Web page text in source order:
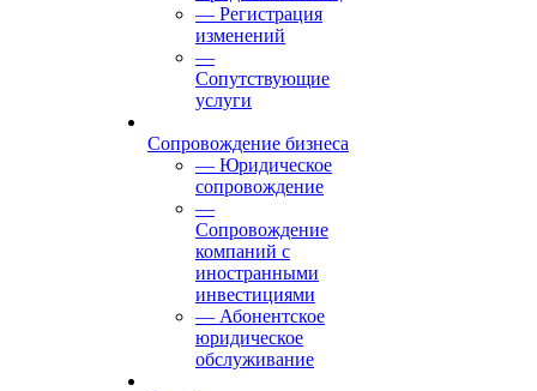
— Регистрация
изменений
—
Сопутствующие
услуги
Сопровождение бизнеса
— Юридическое
сопровождение
—
Сопровождение
компаний с
иностранными
инвестициями
— Абонентское
юридическое
обслуживание